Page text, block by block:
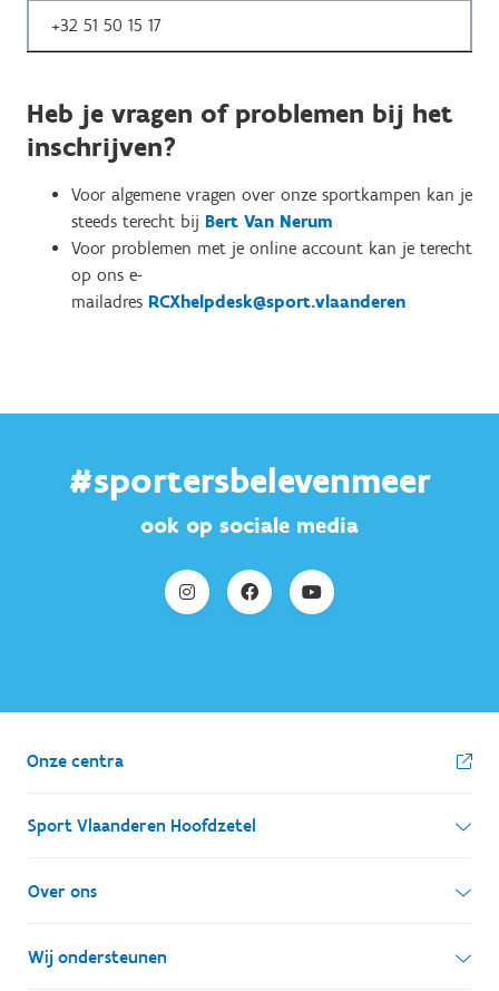
+32 51 50 15 17
Heb je vragen of problemen bij het
inschrijven?
Voor algemene vragen over onze sportkampen kan je
steeds terecht bij Bert Van Nerum
Voor problemen met je online account kan je terecht
op ons e-
mailadres RCXhelpdesk@sport.vlaanderen
#sportersbelevenmeer
ook op sociale media
Onze centra
Sport Vlaanderen Hoofdzetel
Simon Bolivarlaan 17
1000 Brussel
Ondernemingsnummer: BE 0248.142.826
Over ons
Wie zijn we, wat doen we
Wij ondersteunen